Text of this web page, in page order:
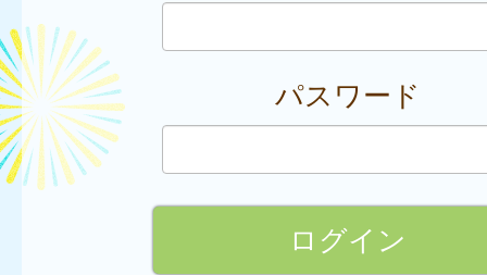
パスワード